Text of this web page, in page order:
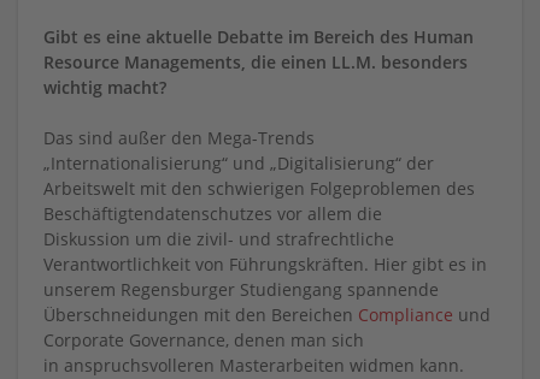
Gibt es eine aktuelle Debatte im Bereich des Human
Resource Managements, die einen LL.M. besonders
wichtig macht?
Das sind außer den Mega-Trends
„Internationalisierung“ und „Digitalisierung“ der
Arbeitswelt mit den schwierigen Folgeproblemen des
Beschäftigtendatenschutzes vor allem die
Diskussion um die zivil- und strafrechtliche
Verantwortlichkeit von Führungskräften. Hier gibt es in
unserem Regensburger Studiengang spannende
Überschneidungen mit den Bereichen Compliance und
Corporate Governance, denen man sich
in anspruchsvolleren Masterarbeiten widmen kann.